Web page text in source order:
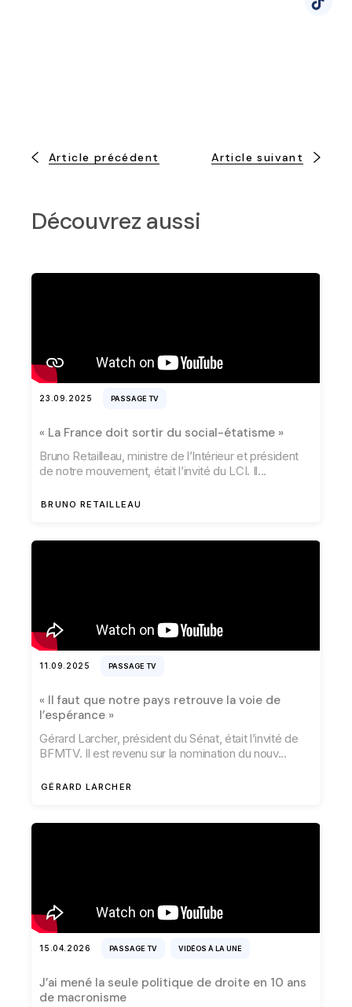
Article précédent Article suivant
Découvrez aussi
23.09.2025
BRUNO RETAILLEAU
PASSAGE TV
« La France doit sortir du social-étatisme »
Bruno Retailleau, ministre de l’Intérieur et président
de notre mouvement, était l’invité du LCI. Il
11.09.2025
GÉRARD LARCHER
PASSAGE TV
« Il faut que notre pays retrouve la voie de
l’espérance »
Gérard Larcher, président du Sénat, était l’invité de
BFMTV. Il est revenu sur la nomination du nouv
15.04.2026 PASSAGE TV VIDÉOS À LA UNE
J’ai mené la seule politique de droite en 10 ans
de macronisme